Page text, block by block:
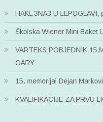
HAKL 3NA3 U
Školska Wiener Mini Baket
VARTEKS POBJEDNIK
GARY
15. memorijal Dejan
KVALIFIKACIJE ZA PRVU